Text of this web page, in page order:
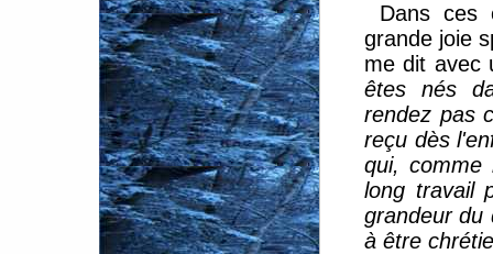
Dans ces
grande joie
me dit avec
êtes nés
rendez pas
reçu dès
qui,
long travail
grandeur du
à être